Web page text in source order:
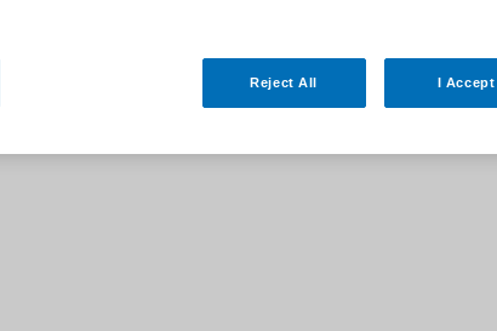
& Novarum bij Arkin is niet
vacatures die voor u wellicht
Reject All I Accept